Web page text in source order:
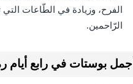
الفرح، وزيادة في الطّاعات التي
الرّاحمين.
أجمل بوستات في رابع أيام